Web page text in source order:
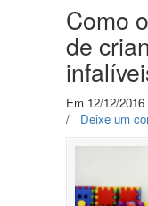
Como
de
Em 12/12/2016
/ Deixe um